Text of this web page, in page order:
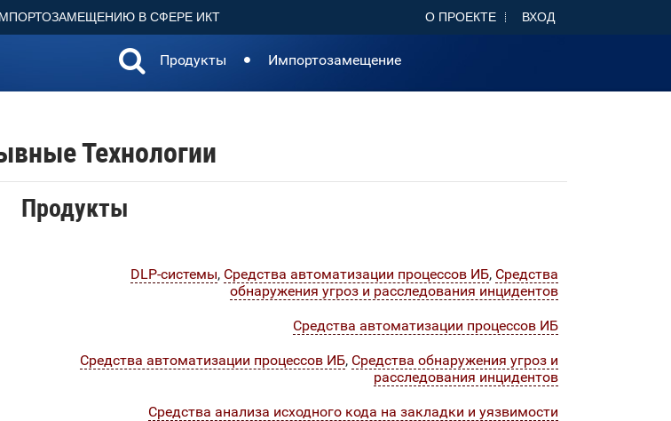
В СФЕРЕ ИКТ О ПРОЕКТЕ ВХОД
Продукты Импортозамещение
Технологии
Продукты
DLP-системы, Средства автоматизации процессов ИБ, Средства
обнаружения угроз и расследования инцидентов
Средства автоматизации процессов ИБ
Средства автоматизации процессов ИБ, Средства обнаружения угроз и
расследования инцидентов
Средства анализа исходного кода на закладки и уязвимости